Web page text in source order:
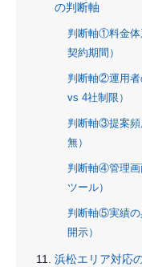
の判断軸
判断軸①料金体
契約期間）
判断軸②運用者
vs 4社制限）
判断軸③提案頻
無）
判断軸④管理画
ツール）
判断軸⑤実績の
開示）
浜松エリア対応